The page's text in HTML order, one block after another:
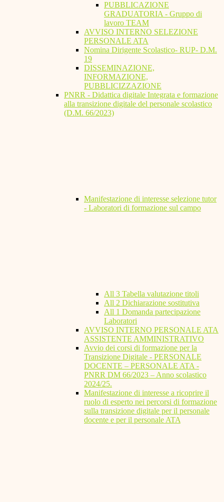
PUBBLICAZIONE
GRADUATORIA - Gruppo di
lavoro TEAM
AVVISO INTERNO SELEZIONE
PERSONALE ATA
Nomina Dirigente Scolastico- RUP- D.M.
19
DISSEMINAZIONE,
INFORMAZIONE,
PUBBLICIZZAZIONE
PNRR - Didattica digitale Integrata e formazione
alla transizione digitale del personale scolastico
(D.M. 66/2023)
Manifestazione di interesse selezione tutor
- Laboratori di formazione sul campo
All 3 Tabella valutazione titoli
All 2 Dichiarazione sostitutiva
All 1 Domanda partecipazione
Laboratori
AVVISO INTERNO PERSONALE ATA
ASSISTENTE AMMINISTRATIVO
Avvio dei corsi di formazione per la
Transizione Digitale - PERSONALE
DOCENTE – PERSONALE ATA -
PNRR DM 66/2023 – Anno scolastico
2024/25.
Manifestazione di interesse a ricoprire il
ruolo di esperto nei percorsi di formazione
sulla transizione digitale per il personale
docente e per il personale ATA